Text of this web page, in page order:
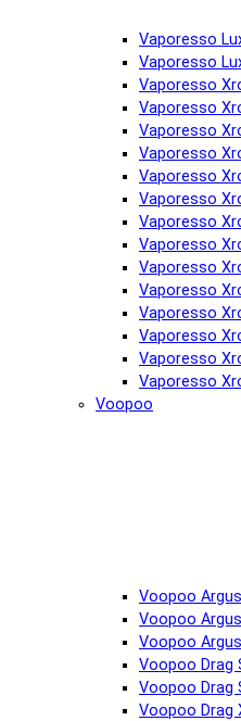
Vaporesso
Vaporesso
Vaporesso
Vaporesso
Vaporesso
Vaporesso
Vaporesso
Vaporesso
Vaporesso
Vaporesso
Vaporesso
Vaporesso
Vaporesso
Vaporesso
Vaporesso
Vaporesso
Voopoo
Voopoo
Voopoo
Voopoo
Voopoo Drag
Voopoo Drag
Voopoo Drag